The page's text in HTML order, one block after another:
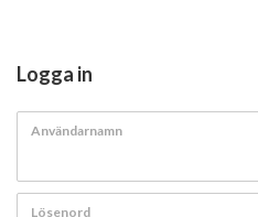
Logga in
Användarnamn
Lösenord